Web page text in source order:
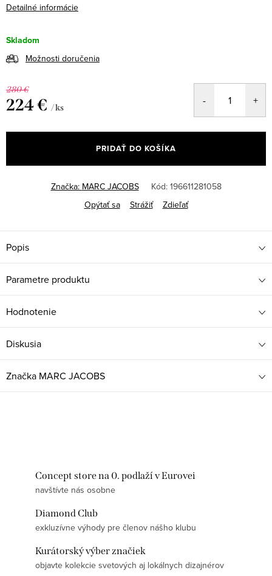
Detailné informácie
Skladom
Možnosti doručenia
280 €
224 € / ks
cena:
PRIDAŤ DO KOŠÍKA
Značka: MARC JACOBS Kód: 196611281058
Opýtať sa
Strážiť Zdieľať
Popis
Parametre produktu
Hodnotenie
Diskusia
Značka MARC JACOBS
Concept store na 0. podlaží v Eurovei
navštívte nás osobne
Diamond Club
exkluzívne výhody pre členov nášho klubu
Kurátorský výber značiek
objavte kolekcie svetových aj lokálnych dizajnérov